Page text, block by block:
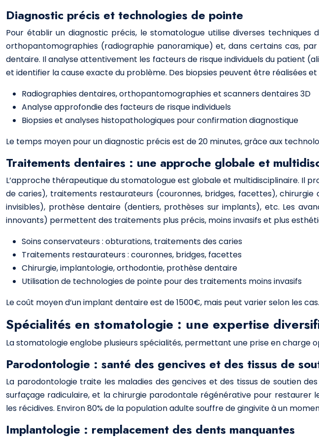
Diagnostic précis et technologies de pointe
Pour établir un diagnostic précis, le stomatologue utilise diverses
orthopantomographies (radiographie panoramique) et, dans certains cas,
dentaire. Il analyse attentivement les facteurs de risque individuels du patient
et identifier la cause exacte du problème. Des biopsies peuvent être réalisées
Radiographies dentaires, orthopantomographies et scanners dentaires 3D
Analyse approfondie des facteurs de risque individuels
Biopsies et analyses histopathologiques pour confirmation diagnostique
Le temps moyen pour un diagnostic précis est de 20 minutes, grâce aux
Traitements dentaires : une approche globale et
L’approche thérapeutique du stomatologue est globale et multidisciplinaire. Il
de caries), traitements restaurateurs (couronnes, bridges, facettes),
invisibles), prothèse dentaire (dentiers, prothèses sur implants), etc. Les
innovants) permettent des traitements plus précis, moins invasifs et plus
Soins conservateurs : obturations, traitements des caries
Traitements restaurateurs : couronnes, bridges, facettes
Chirurgie, implantologie, orthodontie, prothèse dentaire
Utilisation de technologies de pointe pour des traitements moins invasifs
Le coût moyen d’un implant dentaire est de 1500€, mais peut varier selon les cas.
Spécialités en stomatologie : une expertise
La stomatologie englobe plusieurs spécialités, permettant une prise en charge
Parodontologie : santé des gencives et des tissus de
La parodontologie traite les maladies des gencives et des tissus de soutien
surfaçage radiculaire, et la chirurgie parodontale régénérative pour restaurer
les récidives. Environ 80% de la population adulte souffre de gingivite à un
Implantologie : remplacement des dents manquantes